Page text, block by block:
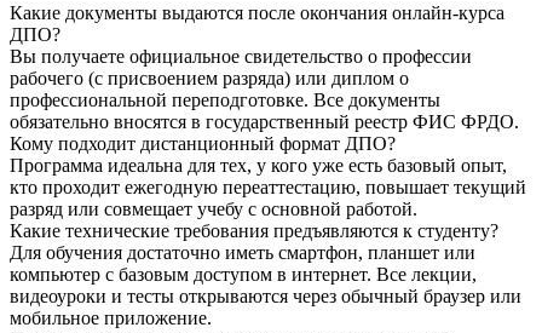
Какие документы выдаются после окончания онлайн-курса
ДПО?
Вы получаете официальное свидетельство о профессии
рабочего (с присвоением разряда) или диплом о
профессиональной переподготовке. Все документы
обязательно вносятся в государственный реестр ФИС ФРДО.
Кому подходит дистанционный формат ДПО?
Программа идеальна для тех, у кого уже есть базовый опыт,
кто проходит ежегодную переаттестацию, повышает текущий
разряд или совмещает учебу с основной работой.
Какие технические требования предъявляются к студенту?
Для обучения достаточно иметь смартфон, планшет или
компьютер с базовым доступом в интернет. Все лекции,
видеоуроки и тесты открываются через обычный браузер или
мобильное приложение.